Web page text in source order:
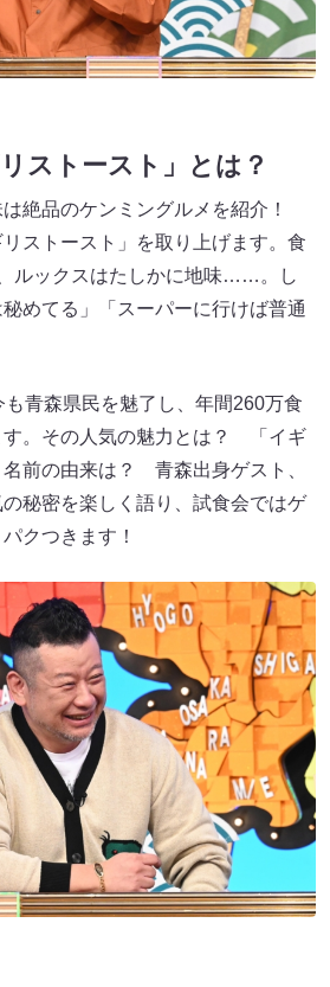
ストースト」とは？
は絶品のケンミングルメを紹介！
ストースト」を取り上げます。食
ルックスはたしかに地味……。し
めてる」「スーパーに行けば普通
青森県民を魅了し、年間260万食
す。その人気の魅力とは？ 「イギ
前の由来は？ 青森出身ゲスト、
秘密を楽しく語り、試食会ではゲ
クつきます！